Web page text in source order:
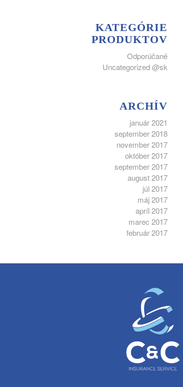
KATEGÓRIE
PRODUKTOV
Odporúčané
Uncategorized @sk
ARCHÍV
január 2021
september 2018
november 2017
október 2017
september 2017
august 2017
júl 2017
máj 2017
apríl 2017
marec 2017
február 2017